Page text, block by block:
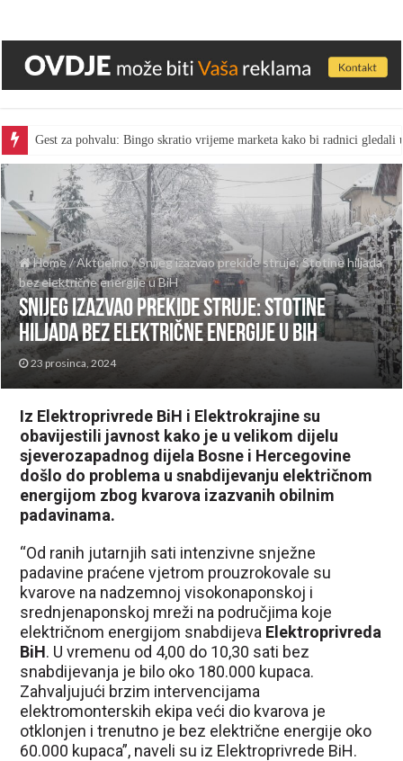
Gest za pohvalu: Bingo skratio vrijeme marketa kako bi radnici gledali
Home/Aktuelno/Snijeg izazvao prekide struje: Stotine hiljada
bez električne energije u BiH
Snijeg izazvao prekide struje: Stotine
hiljada bez električne energije u BiH
23 prosinca, 2024
Iz Elektroprivrede BiH i Elektrokrajine su
obavijestili javnost kako je u velikom dijelu
sjeverozapadnog dijela Bosne i Hercegovine
došlo do problema u snabdijevanju električnom
energijom zbog kvarova izazvanih obilnim
padavinama.
“Od ranih jutarnjih sati intenzivne snježne
padavine praćene vjetrom prouzrokovale su
kvarove na nadzemnoj visokonaponskoj i
srednjenaponskoj mreži na područjima koje
električnom energijom snabdijeva Elektroprivreda
BiH. U vremenu od 4,00 do 10,30 sati bez
snabdijevanja je bilo oko 180.000 kupaca.
Zahvaljujući brzim intervencijama
elektromonterskih ekipa veći dio kvarova je
otklonjen i trenutno je bez električne energije oko
60.000 kupaca”, naveli su iz Elektroprivrede BiH.